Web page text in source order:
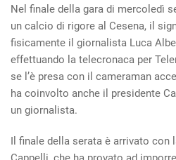
Nel finale della gara di mercoledì
un calcio di rigore al Cesena, il
fisicamente il giornalista Luca
effettuando la telecronaca per
se l’è presa con il cameraman
ha coinvolto anche il presidente
un giornalista.
Il finale della serata è arrivato con